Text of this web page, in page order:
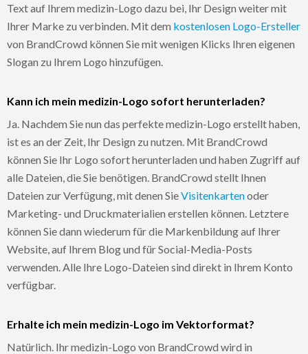
Text auf Ihrem medizin-Logo dazu bei, Ihr Design weiter mit
Ihrer Marke zu verbinden. Mit dem kostenlosen Logo-Ersteller
von BrandCrowd können Sie mit wenigen Klicks Ihren eigenen
Slogan zu Ihrem Logo hinzufügen.
Kann ich mein medizin-Logo sofort herunterladen?
Ja. Nachdem Sie nun das perfekte medizin-Logo erstellt haben,
ist es an der Zeit, Ihr Design zu nutzen. Mit BrandCrowd
können Sie Ihr Logo sofort herunterladen und haben Zugriff auf
alle Dateien, die Sie benötigen. BrandCrowd stellt Ihnen
Dateien zur Verfügung, mit denen SieVisitenkartenoder
Marketing- und Druckmaterialien erstellen können. Letztere
können Sie dann wiederum für die Markenbildung auf Ihrer
Website, auf Ihrem Blog und für Social-Media-Posts
verwenden. Alle Ihre Logo-Dateien sind direkt in Ihrem Konto
verfügbar.
Erhalte ich mein medizin-Logo im Vektorformat?
Natürlich. Ihr medizin-Logo von BrandCrowd wird in